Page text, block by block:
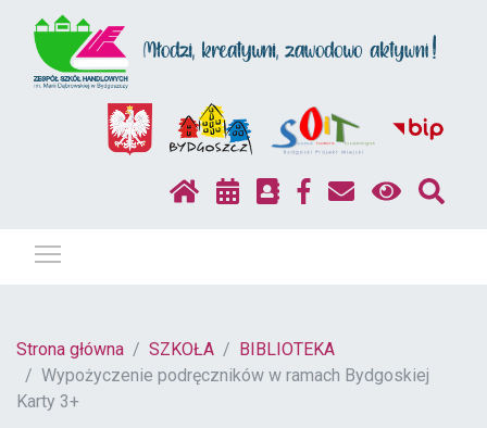
Strona główna SZKOŁA
BIBLIOTEKA
Wypożyczenie podręczników w ramach Bydgoskiej
Karty 3+